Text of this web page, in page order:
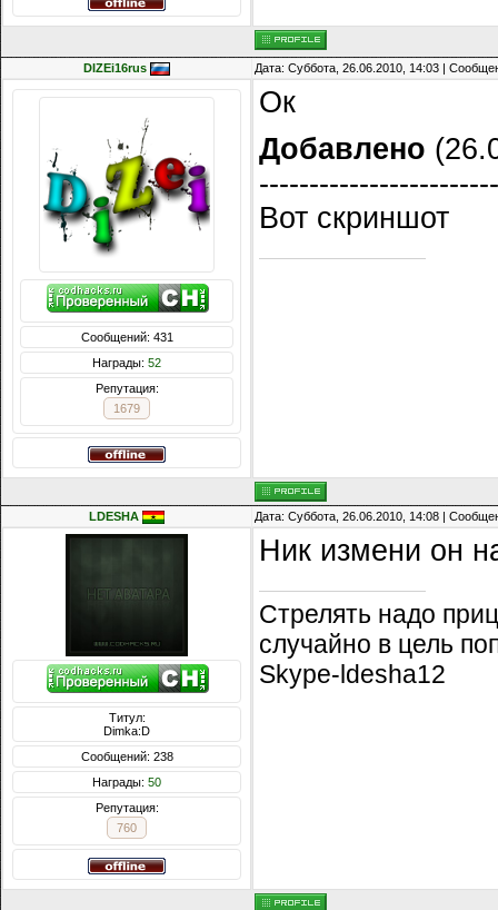
DIZEi16rus Дата: Суббота, 26.06.2010, 14:03 |
Сообщений: 431
Награды: 52
Репутация:
1679
Ок
Добавлено
Вот скриншот
LDESHA Дата: Суббота, 26.06.2010, 14:08 |
Титул:
Dimka:D
Сообщений: 238
Награды: 50
Репутация:
760
Ник измени он
Стрелять надо
случайно в цель
Skype-ldesha12